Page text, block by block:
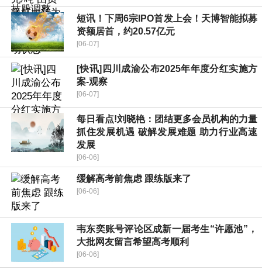
短讯！下周6宗IPO首发上会！天博智能拟募
资额居首，约20.57亿元
[06-07]
[快讯]四川成渝公布2025年年度分红实施方
案-观察
[06-07]
每日看点!刘晓艳：团结更多会员机构的力量
抓住发展机遇 破解发展难题 助力行业高速
发展
[06-06]
缓解高考前焦虑 跟练版来了
[06-06]
韦东奕账号评论区成新一届考生“许愿池”，
大批网友留言希望高考顺利
[06-06]